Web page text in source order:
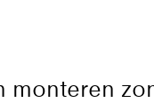
monteren